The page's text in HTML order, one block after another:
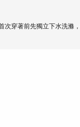
次穿著前先獨立下水洗滌，